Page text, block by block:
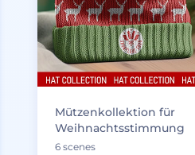
Mützenkollektion für
Weihnachtsstimmung
6 scenes